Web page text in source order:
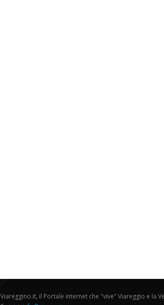
Viareggino.it, il Portale internet che "vive" Viareggio e la